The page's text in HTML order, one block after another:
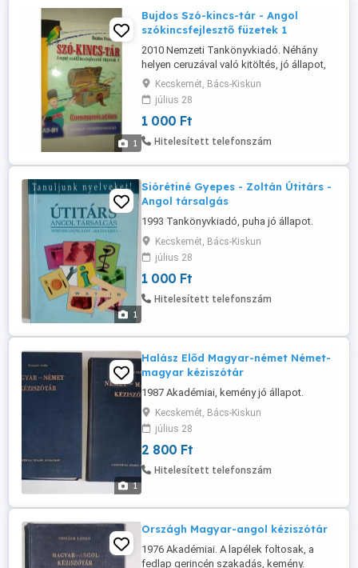
1
Bujdos Szó-kincs-tár - Angol
szókincsfejlesztő füzetek 1
2010 Nemzeti Tankönyvkiadó. Néhány
helyen ceruzával való kitöltés, jó állapot,
puhaKecskemét, Bács-Kiskun
július 28
1 000 Ft
Hitelesített telefonszám
1
Siórétiné Gyepes - Zoltán Útitárs -
Angol társalgás
1993 Tankönyvkiadó, puha jó állapot.
Kecskemét, Bács-Kiskun
július 28
1 000 Ft
Hitelesített telefonszám
1
Halász Előd Magyar-német Német-
magyar kéziszótár
1987 Akadémiai, kemény jó állapot.
Kecskemét, Bács-Kiskun
július 28
2 800 Ft
Hitelesített telefonszám
Országh Magyar-angol kéziszótár
1976 Akadémiai. A lapélek foltosak, a
fedlap gerincén szakadás, kemény.